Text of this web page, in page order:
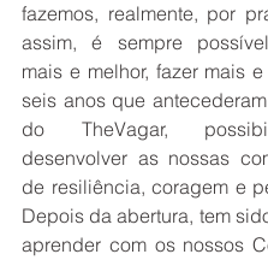
fazemos, realmente, por
assim, é sempre
mais e melhor, fazer mais
seis anos que
do TheVagar,
desenvolver as nossas
de resiliência, coragem e
Depois da abertura, tem
aprender com os nossos